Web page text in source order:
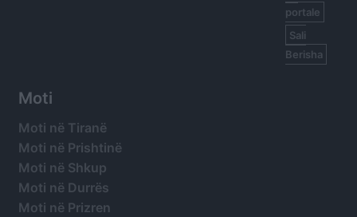
portale
Sali
Berisha
Moti
Moti në Tiranë
Moti në Prishtinë
Moti në Shkup
Moti në Durrës
Moti në Prizren